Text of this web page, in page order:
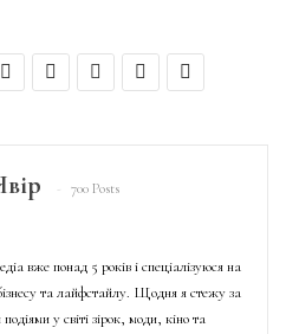
700 Posts
вже понад 5 років і спеціалізуюся на
та лайфстайлу. Щодня я стежу за
у світі зірок, моди, кіно та